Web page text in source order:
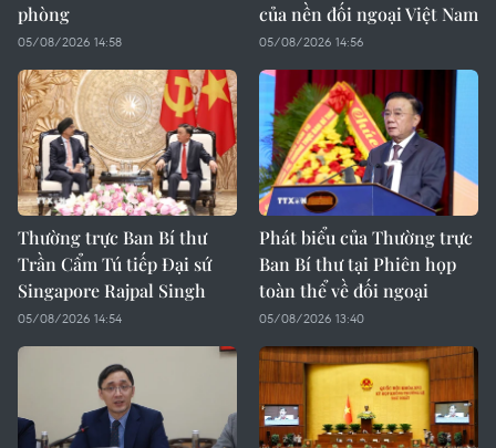
phòng
05/08/2026 14:58
của nền đối ngoại Việt Nam
05/08/2026 14:56
Thường trực Ban Bí thư
Trần Cẩm Tú tiếp Đại sứ
Singapore Rajpal Singh
05/08/2026 14:54
Phát biểu của Thường trực
Ban Bí thư tại Phiên họp
toàn thể về đối ngoại
05/08/2026 13:40